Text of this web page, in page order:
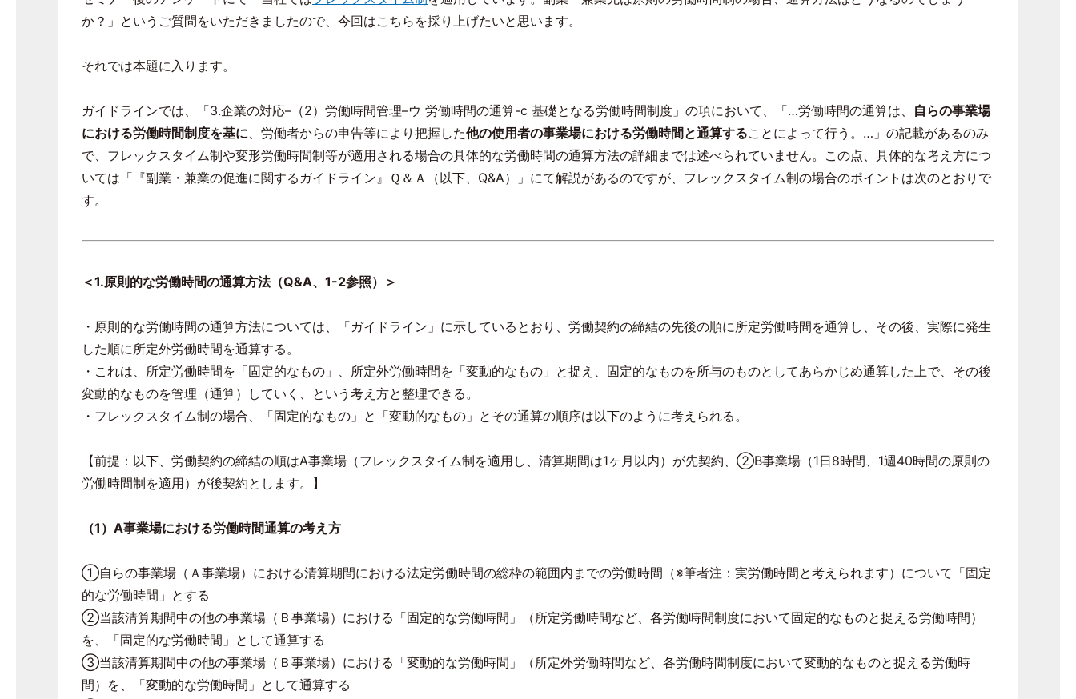
か？」というご質問をいただきましたので、今回はこちらを採り上げたいと思います。
それでは本題に入ります。
ガイドラインでは、「3.企業の対応– （2）労働時間管理–ウ 労働時間の通算-c 基礎となる労働時間制度」の項において、「…労働時間の通算は、 自らの事業場
における労働時間制度を基に 、労働者からの申告等により把握した他の使用者の事業場における労働時間と通算することによって行う。…」の記載があるのみ
で、フレックスタイム制や変形労働時間制等が適用される場合の具体的な労働時間の通算方法の詳細までは述べられていません。この点、具体的な考え方につ
いては「『副業・兼業の促進に関するガイドライン』Ｑ＆Ａ（以下、 Q&A）」にて解説があるのですが、フレックスタイム制の場合のポイントは次のとおりで
す。
＜1.原則的な労働時間の通算方法（Q&A、 1-2参照）＞
・原則的な労働時間の通算方法については、「ガイドライン」に示しているとおり、労働契約の締結の先後の順に所定労働時間を通算し、その後、実際に発生
した順に所定外労働時間を通算する。
・これは、所定労働時間を「固定的なもの」、所定外労働時間を「変動的なもの」と捉え、固定的なものを所与のものとしてあらかじめ通算した上で、その後
変動的なものを管理（通算）していく、という考え方と整理できる。
・フレックスタイム制の場合、「固定的なもの」と「変動的なもの」とその通算の順序は以下のように考えられる。
【前提：以下、労働契約の締結の順はA事業場（フレックスタイム制を適用し、清算期間は1ヶ月以内）が先契約、②B事業場（1日8時間、 1週40時間の原則の
労働時間制を適用）が後契約とします。】
（1 ） A事業場における労働時間通算の考え方
①自らの事業場（Ａ事業場）における清算期間における法定労働時間の総枠の範囲内までの労働時間（※筆者注：実労働時間と考えられます）について「固定
的な労働時間」とする
②当該清算期間中の他の事業場（Ｂ事業場）における「固定的な労働時間」（所定労働時間など、各労働時間制度において固定的なものと捉える労働時間）
を、「固定的な労働時間」として通算する
③当該清算期間中の他の事業場（Ｂ事業場）における「変動的な労働時間」（所定外労働時間など、各労働時間制度において変動的なものと捉える労働時
間）を、「変動的な労働時間」として通算する